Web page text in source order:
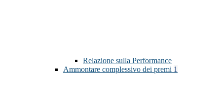
Relazione sulla Performance
Ammontare complessivo dei premi 1